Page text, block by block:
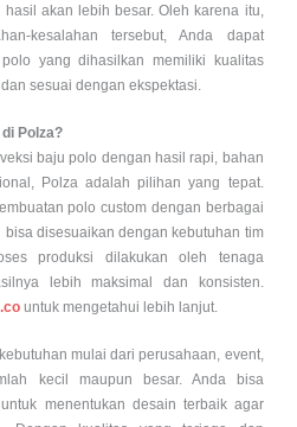
akan lebih besar. Oleh karena itu,
kesalahan tersebut, Anda dapat
yang dihasilkan memiliki kualitas
sesuai dengan ekspektasi.
Polza?
baju polo dengan hasil rapi, bahan
Polza adalah pilihan yang tepat.
polo custom dengan berbagai
disesuaikan dengan kebutuhan tim
produksi dilakukan oleh tenaga
lebih maksimal dan konsisten.
untuk mengetahui lebih lanjut.
mulai dari perusahaan, event,
kecil maupun besar. Anda bisa
menentukan desain terbaik agar